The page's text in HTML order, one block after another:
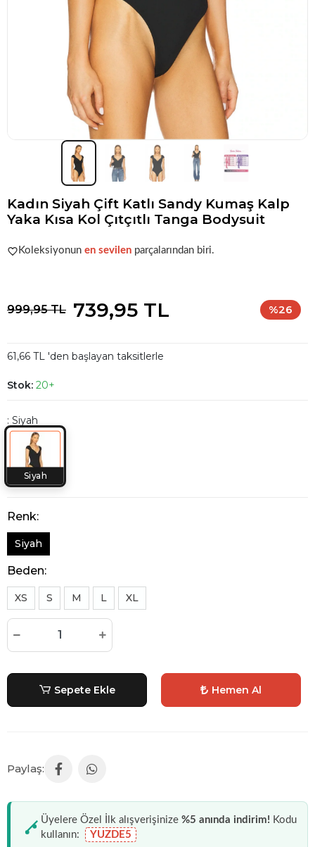
Kadın Siyah Çift Katlı Sandy Kumaş Kalp
Yaka Kısa Kol Çıtçıtlı Tanga Bodysuit
Popüler seçim!Gardırobunuz için harika bir tercih.
Koleksiyonun en sevilen parçalarından biri.
999,95 TL 739,95 TL %26
61,66 TL 'den başlayan taksitlerle
Stok: 20+
: Siyah
Siyah
Renk:
Siyah
Beden:
M
XS L
S XL
Sepete Ekle Hemen Al
Üyelere Özel İlk alışverişinize %5 anında indirim! Kodu
kullanın:
YUZDE5